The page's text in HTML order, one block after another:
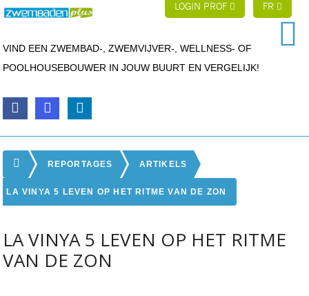
LOGIN PROF FR
VIND EEN ZWEMBAD-, ZWEMVIJVER-, WELLNESS- OF
POOLHOUSEBOUWER IN JOUW BUURT EN VERGELIJK!
REPORTAGES ARTIKELS
LA VINYA 5 LEVEN OP HET RITME VAN DE ZON
LA VINYA 5 LEVEN OP HET RITME
VAN DE ZON